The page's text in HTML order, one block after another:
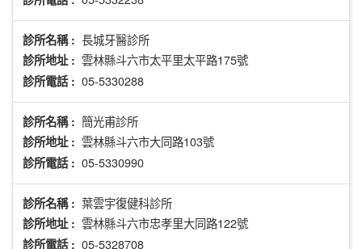
診所名稱 : 長城牙醫診所
診所地址 : 雲林縣斗六市太平里太平路175號
診所電話 : 05-5330288
診所名稱 : 簡光甫診所
診所地址 : 雲林縣斗六市大同路103號
診所電話 : 05-5330990
診所名稱 : 葉雲宇復健科診所
診所地址 : 雲林縣斗六市忠孝里大同路122號
診所電話 : 05-5328708